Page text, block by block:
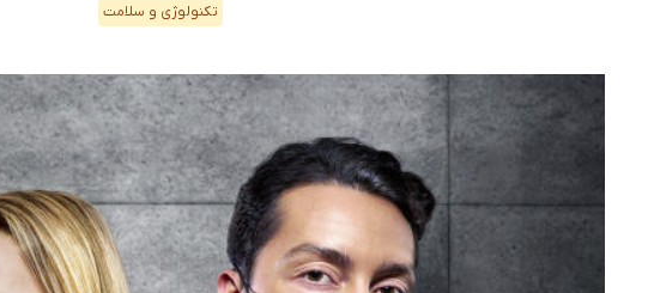
تکنولوژی و سلامت